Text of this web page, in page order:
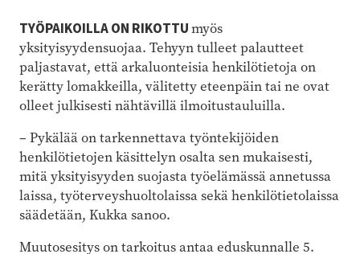
TYÖPAIKOILLA ON RIKOTTUmyös
yksityisyydensuojaa. Tehyyn tulleet palautteet
paljastavat, että arkaluonteisia henkilötietoja on
kerätty lomakkeilla, välitetty eteenpäin tai ne ovat
olleet julkisesti nähtävillä ilmoitustauluilla.
– Pykälää on tarkennettava työntekijöiden
henkilötietojen käsittelyn osalta sen mukaisesti,
mitä yksityisyyden suojasta työelämässä annetussa
laissa, työterveyshuoltolaissa sekä henkilötietolaissa
säädetään, Kukka sanoo.
Muutosesitys on tarkoitus antaa eduskunnalle 5.